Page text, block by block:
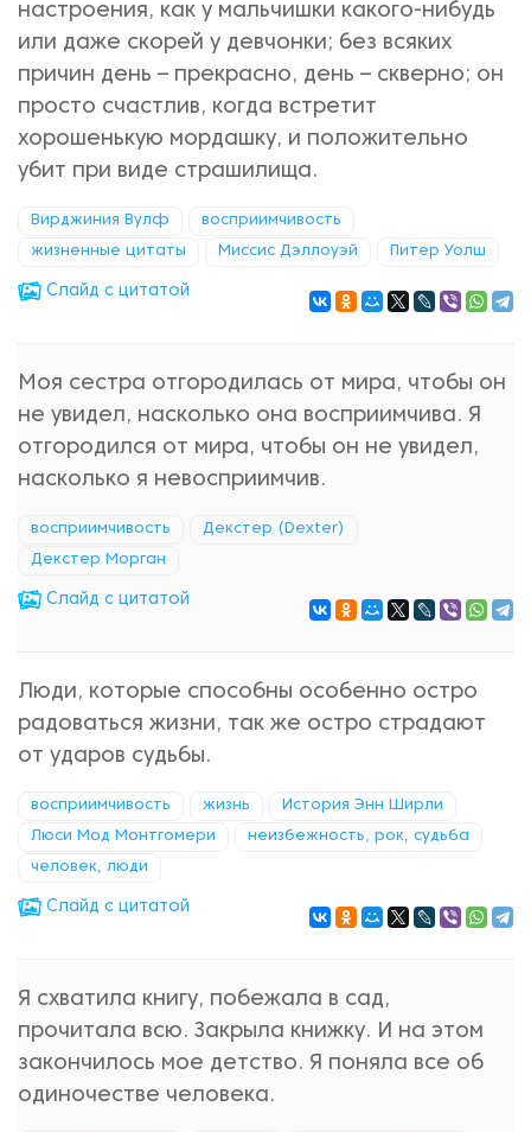
настроения, как у мальчишки какого-нибудь
или даже скорей у девчонки; без всяких
причин день – прекрасно, день – скверно; он
просто счастлив, когда встретит
хорошенькую мордашку, и положительно
убит при виде страшилища.
Вирджиния Вулф восприимчивость
жизненные цитаты Миссис Дэллоуэй Питер Уолш
Cлайд с цитатой
Моя сестра отгородилась от мира, чтобы он
не увидел, насколько она восприимчива. Я
отгородился от мира, чтобы он не увидел,
насколько я невосприимчив.
восприимчивость Декстер (Dexter)
Декстер Морган
Cлайд с цитатой
Люди, которые способны особенно остро
радоваться жизни, так же остро страдают
от ударов судьбы.
восприимчивость жизнь История Энн Ширли
Люси Мод Монтгомери неизбежность, рок, судьба
человек, люди
Cлайд с цитатой
Я схватила книгу, побежала в сад,
прочитала всю. Закрыла книжку. И на этом
закончилось мое детство. Я поняла все об
одиночестве человека.